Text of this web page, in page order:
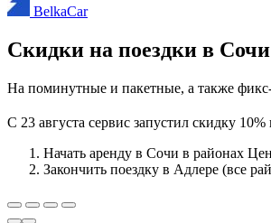
BelkaCar
Скидки на поездки в
На поминутные и пакетные, а также
C 23 августа сервис запустил скидку
Начать аренду в Сочи в районах
Закончить поездку в Адлере (все